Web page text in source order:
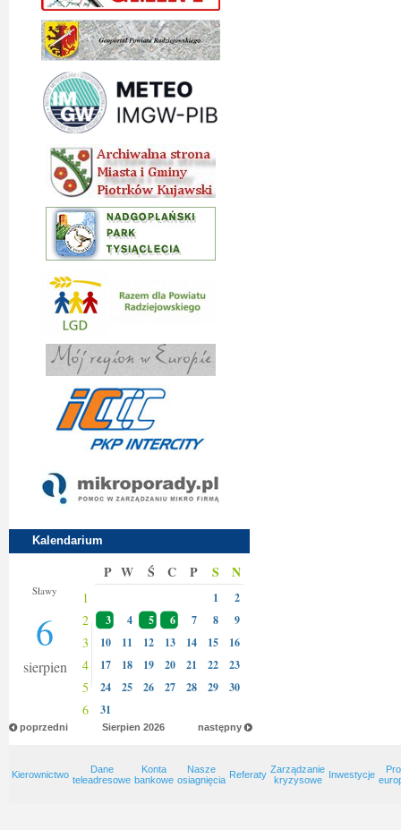
Kalendarium
Sławy
6
sierpien
P W Ś C P S N
1 1 2
2 3 4 5 6 7 8 9
3 10 11 12 13 14 15 16
4 17 18 19 20 21 22 23
5 24 25 26 27 28 29 30
6 31
poprzedni następny
Sierpien 2026
Kierownictwo
Dane
teleadresowe
Konta
bankowe
Nasze
osiagnięcia Referaty Zarządzanie
kryzysowe
Inwestycje